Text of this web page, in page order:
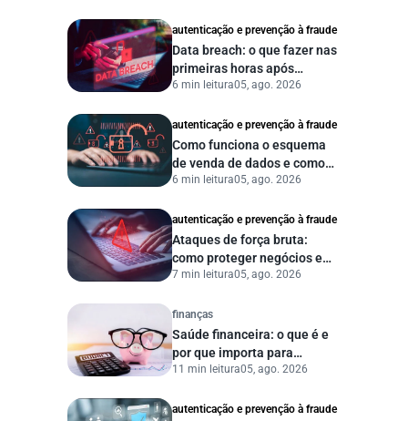
autenticação e prevenção à fraude
Data breach: o que fazer nas
primeiras horas após
vazamento de dados?
6 min leitura05, ago. 2026
autenticação e prevenção à fraude
Como funciona o esquema
de venda de dados e como
proteger sua empresa?
6 min leitura05, ago. 2026
autenticação e prevenção à fraude
Ataques de força bruta:
como proteger negócios e
dados digitais
7 min leitura05, ago. 2026
finanças
Saúde financeira: o que é e
por que importa para
pessoas e empresas?
11 min leitura05, ago. 2026
autenticação e prevenção à fraude